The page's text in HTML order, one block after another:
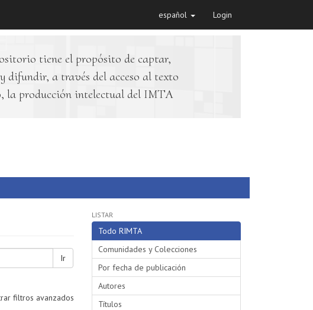
español Login
tiene el propósito de captar,
difundir, a través del acceso al texto
la producción intelectual del IMTA
Ir
filtros avanzados
LISTAR
Todo RIMTA
Comunidades y Colecciones
Por fecha de publicación
Autores
Títulos